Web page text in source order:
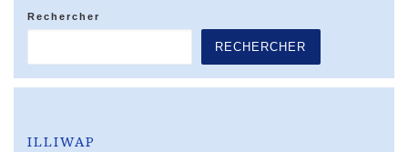
Rechercher
RECHERCHER
ILLIWAP